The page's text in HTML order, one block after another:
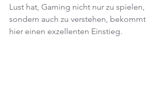
Lust hat, Gaming nicht nur zu spielen,
sondern auch zu verstehen, bekommt
hier einen exzellenten Einstieg.